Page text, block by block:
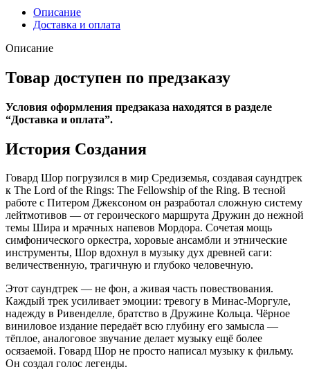
OST
Lord
The
Fellowship
Of
Ring
Black
Edition
Описание
Доставка и оплата
Описание
Товар доступен по предзаказу
Условия оформления предзаказа находятся в разделе
“Доставка и оплата”.
История Создания
Говард Шор погрузился в мир Средиземья, создавая саундтрек
к The Lord of the Rings: The Fellowship of the Ring. В тесной
работе с Питером Джексоном он разработал сложную систему
лейтмотивов — от героического маршрута Дружин до нежной
темы Шира и мрачных напевов Мордора. Сочетая мощь
симфонического оркестра, хоровые ансамбли и этнические
инструменты, Шор вдохнул в музыку дух древней саги:
величественную, трагичную и глубоко человечную.
Этот саундтрек — не фон, а живая часть повествования.
Каждый трек усиливает эмоции: тревогу в Минас-Моргуле,
надежду в Ривенделле, братство в Дружине Кольца. Чёрное
виниловое издание передаёт всю глубину его замысла —
тёплое, аналоговое звучание делает музыку ещё более
осязаемой. Говард Шор не просто написал музыку к фильму.
Он создал голос легенды.